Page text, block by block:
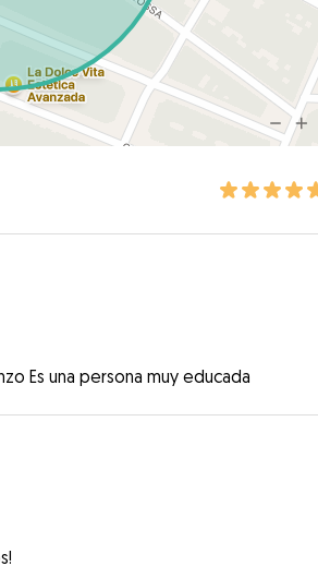
Es una persona muy educada